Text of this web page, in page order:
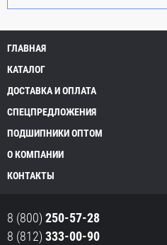
ГЛАВНАЯ
КАТАЛОГ
ДОСТАВКА И ОПЛАТА
СПЕЦПРЕДЛОЖЕНИЯ
ПОДШИПНИКИ ОПТОМ
О КОМПАНИИ
КОНТАКТЫ
8 (800) 250-57-28
8 (812) 333-00-90